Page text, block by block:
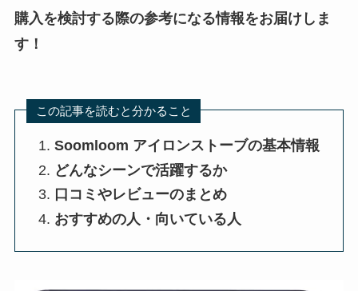
購入を検討する際の参考になる情報をお届けしま
す！
この記事を読むと分かること
Soomloom アイロンストーブの基本情報
どんなシーンで活躍するか
口コミやレビューのまとめ
おすすめの人・向いている人